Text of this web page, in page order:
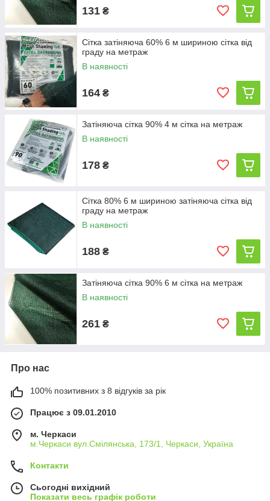
131 ₴
Сітка затіняюча 60% 6 м шириною сітка від
граду на метраж
В наявності
164 ₴
Затіняюча сітка 90% 4 м сітка на метраж
В наявності
178 ₴
Сітка 80% 6 м шириною затіняюча сітка від
граду на метраж
В наявності
188 ₴
Затіняюча сітка 90% 6 м сітка на метраж
В наявності
261 ₴
Про нас
100% позитивних з 8 відгуків за рік
Працює з 09.01.2010
м. Черкаси
м.Черкаси вул.Смілянська, 173/1, Черкаси, Україна
Контакти
Сьогодні вихідний
Показати весь графік роботи